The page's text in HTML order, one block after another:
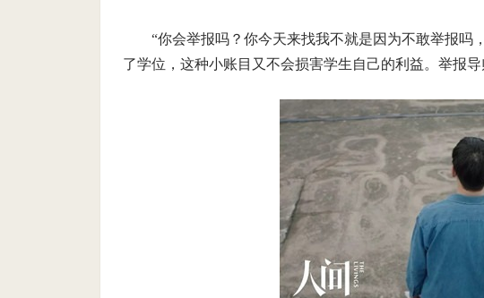
“你会举报吗？你今天来找我不就是因为不敢举报吗
了学位，这种小账目又不会损害学生自己的利益。举报